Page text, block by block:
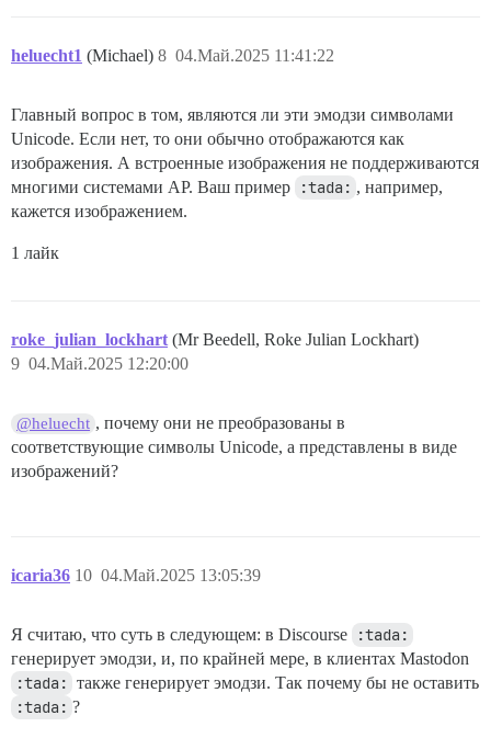
heluecht1 (Michael) 04.Май.2025 11:41:22
8
Главный вопрос в том, являются ли эти эмодзи символами
Unicode. Если нет, то они обычно отображаются как
изображения. А встроенные изображения не поддерживаются
многими системами AP. Ваш пример
:tada: , например,
кажется изображением.
1 лайк
roke_julian_lockhart (Mr Beedell, Roke Julian Lockhart)
04.Май.2025 12:20:00
9
@heluecht , почему они не преобразованы в
соответствующие символы Unicode, а представлены в виде
изображений?
icaria36 04.Май.2025 13:05:39
10
Я считаю, что суть в следующем: в Discourse :tada:
генерирует эмодзи, и, по крайней мере, в клиентах Mastodon
:tada: также генерирует эмодзи. Так почему бы не оставить
:tada: ?